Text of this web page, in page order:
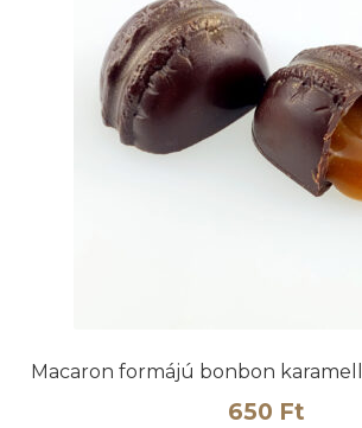
Macaron formájú bonbon
650 Ft